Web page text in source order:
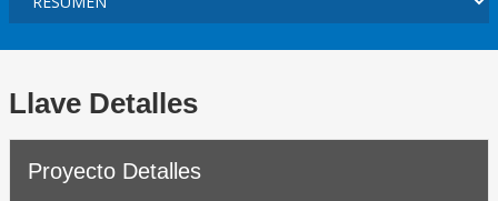
Llave Detalles
Proyecto Detalles